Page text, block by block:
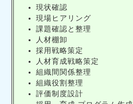
現状確認
現場ヒアリング
課題確認と整理
人材棚卸
採用戦略策定
人材育成戦略策定
組織間関係整理
組織役割整理
評価制度設計